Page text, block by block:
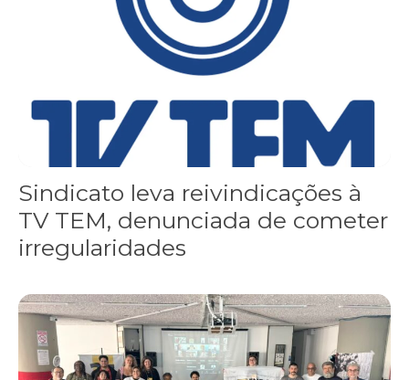
Sindicato leva reivindicações à
TV TEM, denunciada de cometer
irregularidades
FNDC aprova plataforma de 20 pontos para as eleições 2026